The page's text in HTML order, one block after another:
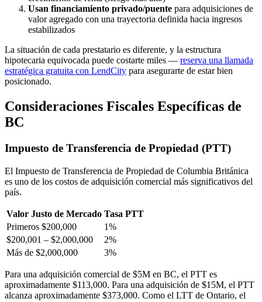
Usan financiamiento privado/puente para adquisiciones de
valor agregado con una trayectoria definida hacia ingresos
estabilizados
La situación de cada prestatario es diferente, y la estructura
hipotecaria equivocada puede costarte miles — reserva una llamada
estratégica gratuita con LendCity para asegurarte de estar bien
posicionado.
Consideraciones Fiscales Específicas de
BC
Impuesto de Transferencia de Propiedad (PTT)
El Impuesto de Transferencia de Propiedad de Columbia Británica
es uno de los costos de adquisición comercial más significativos del
país.
Valor Justo de Mercado Tasa PTT
Primeros $200,000
1%
$200,001 – $2,000,000
2%
Más de $2,000,000
3%
Para una adquisición comercial de $5M en BC, el PTT es
aproximadamente $113,000. Para una adquisición de $15M, el PTT
alcanza aproximadamente $373,000. Como el LTT de Ontario, el